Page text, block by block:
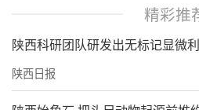
落实“党建引领、统战聚
在“引”和“领”上强举措
委常委同新的社会阶层人
究和部署新的社会阶层
精彩推
陕西科研团队研发出无标记显微
陕西日报